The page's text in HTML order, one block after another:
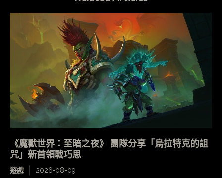
《魔獸世界：至暗之夜》 團隊分享「烏拉特克的詛
咒」新首領戰巧思
遊戲 2026-08-09